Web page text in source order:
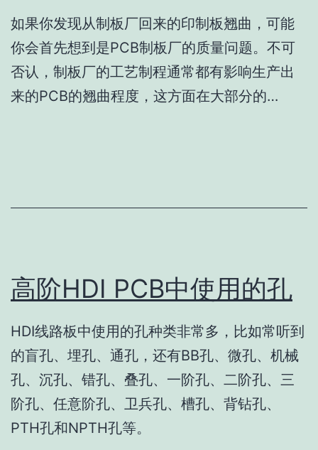
如果你发现从制板厂回来的印制板翘曲，可能
你会首先想到是PCB制板厂的质量问题。不可
否认，制板厂的工艺制程通常都有影响生产出
来的PCB的翘曲程度，这方面在大部分的…
高阶HDI PCB中使用的孔
HDI线路板中使用的孔种类非常多，比如常听到
的盲孔、埋孔、通孔，还有BB孔、微孔、机械
孔、沉孔、错孔、叠孔、一阶孔、二阶孔、三
阶孔、任意阶孔、卫兵孔、槽孔、背钻孔、
PTH孔和NPTH孔等。